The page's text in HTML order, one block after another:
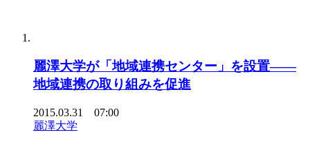
麗澤大学が「地域連携センター」を設置――
地域連携の取り組みを促進
2015.03.31 07:00
麗澤大学